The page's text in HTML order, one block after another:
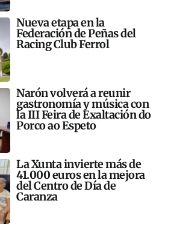
Nueva etapa en la
Federación de Peñas del
Racing Club Ferrol
Narón volverá a reunir
gastronomía y música con
la III Feira de Exaltación do
Porco ao Espeto
La Xunta invierte más de
41.000 euros en la mejora
del Centro de Día de
Caranza